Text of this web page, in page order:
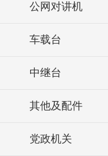
公网对讲机
车载台
中继台
其他及配件
党政机关